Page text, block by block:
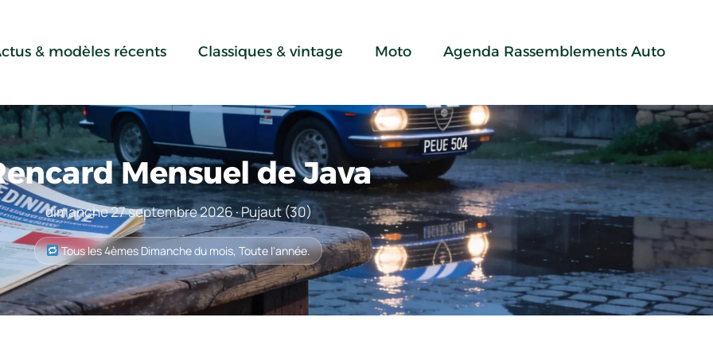
& modèles récents Classiques & vintage Moto Agenda Rassemblements Auto
Mensuel de Java
dimanche 27 septembre 2026 · Pujaut (30)
Tous les 4èmes Dimanche du mois, Toute l'année.